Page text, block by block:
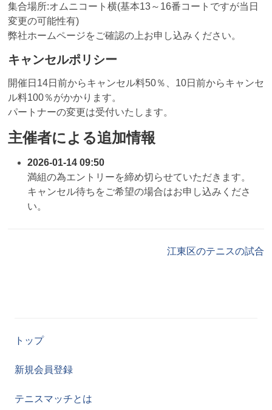
集合場所:オムニコート横(基本13～16番コートですが当日
変更の可能性有)
弊社ホームページをご確認の上お申し込みください。
キャンセルポリシー
開催日14日前からキャンセル料50％、10日前からキャンセ
ル料100％がかかります。
パートナーの変更は受付いたします。
主催者による追加情報
2026-01-14 09:50
満組の為エントリーを締め切らせていただきます。
キャンセル待ちをご希望の場合はお申し込みくださ
い。
江東区のテニスの試合
トップ
新規会員登録
テニスマッチとは